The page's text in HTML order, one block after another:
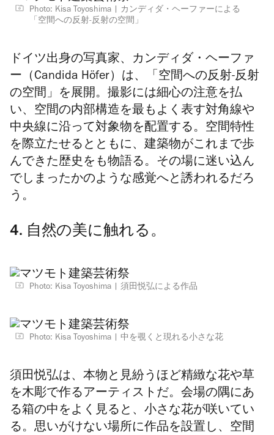
Photo: Kisa Toyoshima
カンディダ・ヘーファーによる
「空間への反射-反射の空間」
ドイツ出身の写真家、カンディダ・ヘーファ
ー（Candida Höfer）は、「空間への反射-反射
の空間」を展開。撮影には細心の注意を払
い、空間の内部構造を最もよく表す対角線や
中央線に沿って対象物を配置する。空間特性
を際立たせるとともに、建築物がこれまで歩
んできた歴史をも物語る。その場に迷い込ん
でしまったかのような感覚へと誘われるだろ
う。
4. 自然の美に触れる。
Photo: Kisa Toyoshima 須田悦弘による作品
Photo: Kisa Toyoshima 中を覗くと現れる小さな花
須田悦弘は、本物と見紛うほど精緻な花や草
を木彫で作るアーティストだ。会場の隅にあ
る箱の中をよく見ると、小さな花が咲いてい
る。思いがけない場所に作品を設置し、空間